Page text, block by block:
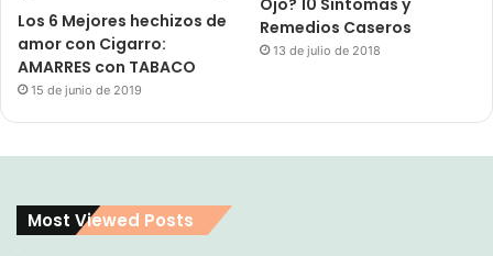
Los 6 Mejores hechizos de
amor con Cigarro:
AMARRES con TABACO
15 de junio de 2019
Remedios Caseros
13 de julio de 2018
Most Viewed Posts